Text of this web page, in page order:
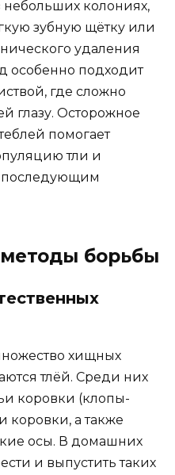
небольших колониях,
зубную щётку или
удаления
особенно подходит
где сложно
глазу. Осторожное
помогает
тли и
последующим
борьбы
хищных
тлёй. Среди них
коровки (клопы-
а также
осы. В домашних
и выпустить таких